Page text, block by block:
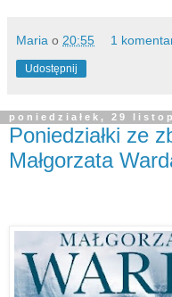
Maria o 20:55 1
Udostępnij
poniedziałek, 29
Poniedziałki ze
Małgorzata